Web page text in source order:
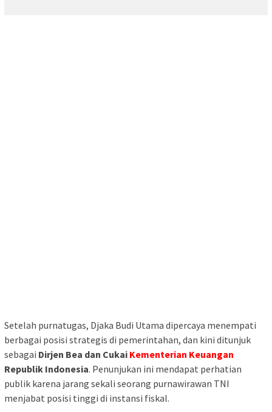
Setelah purnatugas, Djaka Budi Utama dipercaya menempati
berbagai posisi strategis di pemerintahan, dan kini ditunjuk
sebagai Dirjen Bea dan Cukai Kementerian Keuangan
Republik Indonesia. Penunjukan ini mendapat perhatian
publik karena jarang sekali seorang purnawirawan TNI
menjabat posisi tinggi di instansi fiskal.